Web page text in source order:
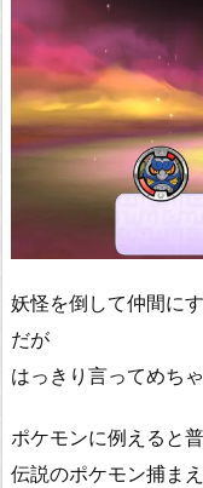
妖怪を倒して仲間に
だが
はっきり言ってめち
ポケモンに例えると
伝説のポケモン捕ま